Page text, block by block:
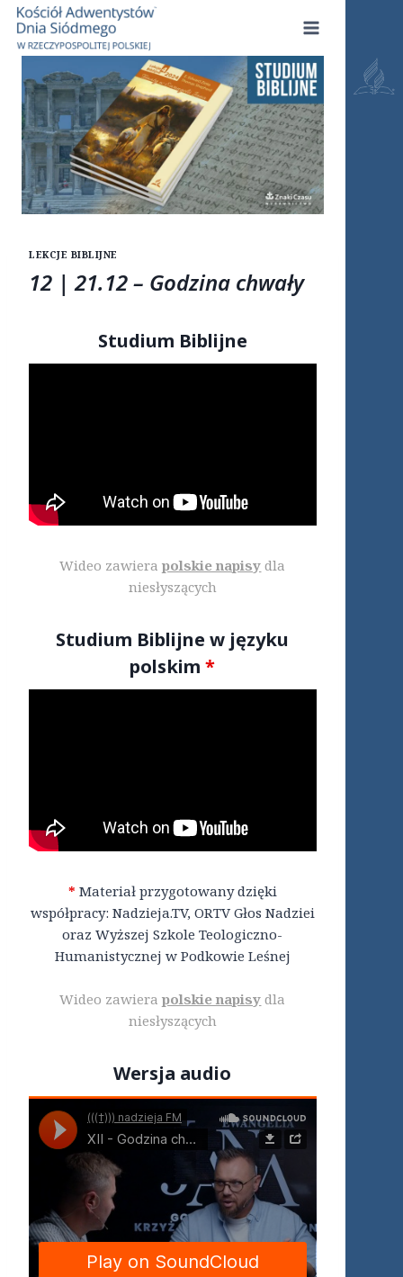
Przejdź
treści
LEKCJE BIBLIJNE
12 | 21.12 – Godzina chwały
Studium Biblijne
Wideo zawierapolskie napisy dla
niesłyszących
Studium Biblijne w języku
polskim*
* Materiał przygotowany dzięki
współpracy: Nadzieja.TV, ORTV Głos Nadziei
oraz Wyższej Szkole Teologiczno-
Humanistycznej w Podkowie Leśnej
Wideo zawierapolskie napisy dla
niesłyszących
Wersja audio